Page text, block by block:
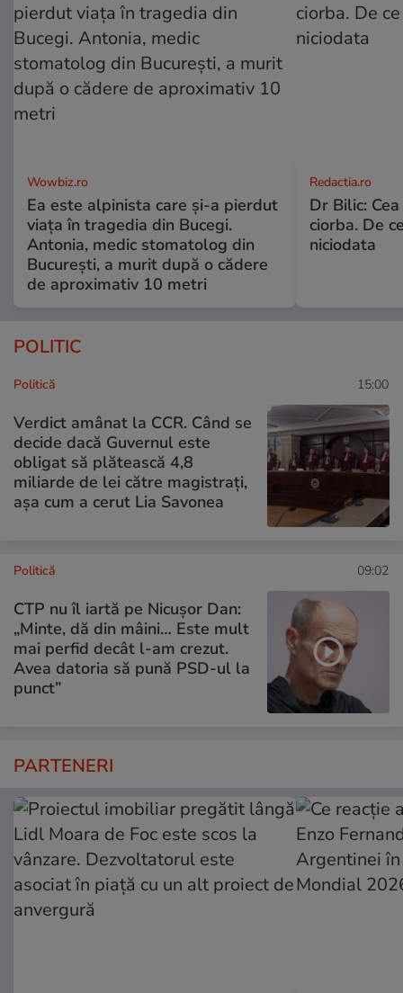
Wowbiz.ro
Ea este alpinista care și-a pierdut
viața în tragedia din Bucegi.
Antonia, medic stomatolog din
București, a murit după o cădere
de aproximativ 10 metri
Redactia.ro
Dr Bilic:
ciorba. De
niciodata
POLITIC
Politică 15:00
Verdict amânat la CCR. Când se
decide dacă Guvernul este
obligat să plătească 4,8
miliarde de lei către magistrați,
așa cum a cerut Lia Savonea
Politică 09:02
CTP nu îl iartă pe Nicușor Dan:
„Minte, dă din mâini… Este mult
mai perfid decât l-am crezut.
Avea datoria să pună PSD-ul la
punct”
PARTENERI